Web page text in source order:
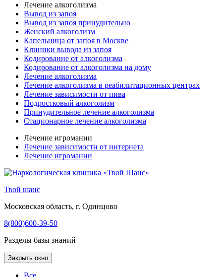
Лечение алкоголизма
Вывод из запоя
Вывод из запоя принудительно
Женский алкоголизм
Капельница от запоя в Москве
Клиники вывода из запоя
Кодирование от алкоголизма
Кодирование от алкоголизма на дому
Лечение алкоголизма
Лечение алкоголизма в реабилитационных центрах
Лечение зависимости от пива
Подростковый алкоголизм
Принудительное лечение алкоголизма
Стационарное лечение алкоголизма
Лечение игромании
Лечение зависимости от интернета
Лечение игромании
Твой шанс
Московская область, г. Одинцово
8(800)600-39-50
Разделы базы знаний
Закрыть окно